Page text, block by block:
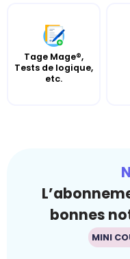
Tage Mage®,
Tests de logique,
etc.
bonnes
MINI